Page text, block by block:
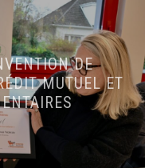
DE
MUTUEL ET